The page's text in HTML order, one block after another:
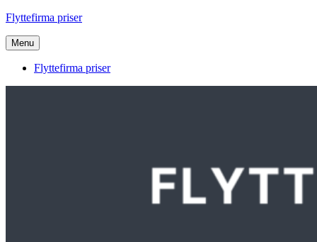
Videre
indhold
Flyttefirma priser
Menu
Flyttefirma priser